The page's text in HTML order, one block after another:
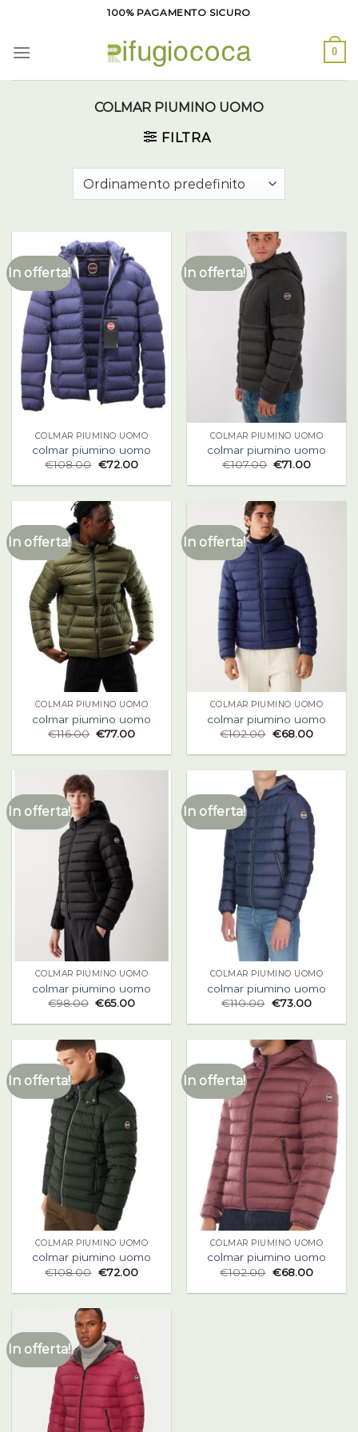
contenuti
100% PAGAMENTO SICURO
0
COLMAR PIUMINO UOMO
FILTRA
In offerta!
COLMAR PIUMINO UOMO
colmar piumino uomo
€108.00 €72.00
In offerta!
COLMAR PIUMINO UOMO
colmar piumino uomo
€107.00 €71.00
In offerta!
COLMAR PIUMINO UOMO
colmar piumino uomo
€116.00 €77.00
In offerta!
COLMAR PIUMINO UOMO
colmar piumino uomo
€102.00 €68.00
In offerta!
COLMAR PIUMINO UOMO
colmar piumino uomo
€98.00 €65.00
In offerta!
COLMAR PIUMINO UOMO
colmar piumino uomo
€110.00 €73.00
In offerta!
COLMAR PIUMINO UOMO
colmar piumino uomo
€108.00 €72.00
In offerta!
COLMAR PIUMINO UOMO
colmar piumino uomo
€102.00 €68.00
In offerta!